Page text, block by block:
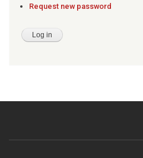
Request new password